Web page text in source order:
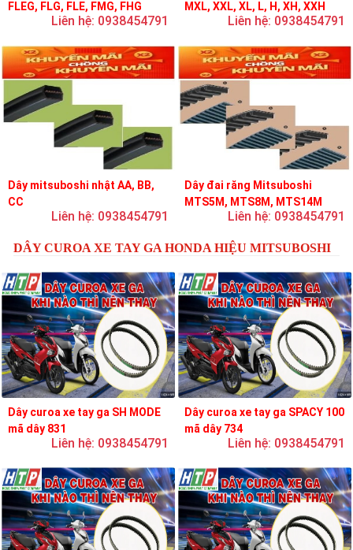
FLEG, FLG, FLE, FMG, FHG
Liên hệ: 0938454791
MXL, XXL, XL, L, H, XH, XXH
Liên hệ: 0938454791
Dây mitsuboshi nhật AA, BB,
CC
Liên hệ: 0938454791
Dây đai răng Mitsuboshi
MTS5M, MTS8M, MTS14M
Liên hệ: 0938454791
DÂY CUROA XE TAY GA HONDA HIỆU MITSUBOSHI
Dây curoa xe tay ga SH MODE
mã dây 831
Liên hệ: 0938454791
Dây curoa xe tay ga SPACY 100
mã dây 734
Liên hệ: 0938454791